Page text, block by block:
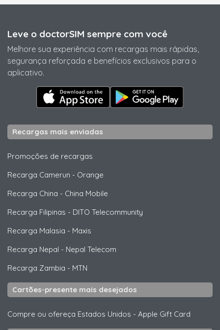
Leve o doctorSIM sempre com você
Melhore sua experiência com recargas mais rápidas,
segurança reforçada e benefícios exclusivos para o
aplicativo.
Recargas mais enviadas
Promoções de recargas
Recarga Camerun - Orange
Recarga China - China Mobile
Recarga Filipinas - DITO Telecommunity
Recarga Malasia - Maxis
Recarga Nepal - Nepal Telecom
Recarga Zambia - MTN
Cartões-presente mais desejados
Compre ou ofereça Estados Unidos - Apple Gift Card